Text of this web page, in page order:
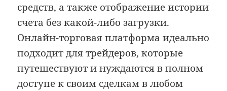
средств, а также отображение истории
счета без какой-либо загрузки.
Онлайн-торговая платформа идеально
подходит для трейдеров, которые
путешествуют и нуждаются в полном
доступе к своим сделкам в любом